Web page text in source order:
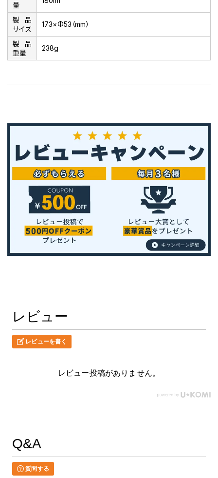
量
製品
サイズ
173×Φ53（mm）
製品
重量
238g
レビュー
レビューを書く
レビュー投稿がありません。
Q&A
質問する